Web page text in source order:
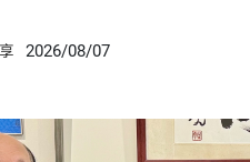
為眷村子弟的高希均教授，靠著
，他在領到第一筆獎學金時便按
美元家用，不僅改善了家計，更
2026/08/07